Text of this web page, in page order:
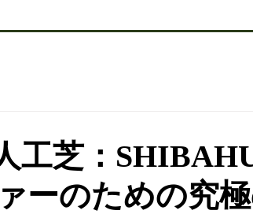
工芝：
ーのための究